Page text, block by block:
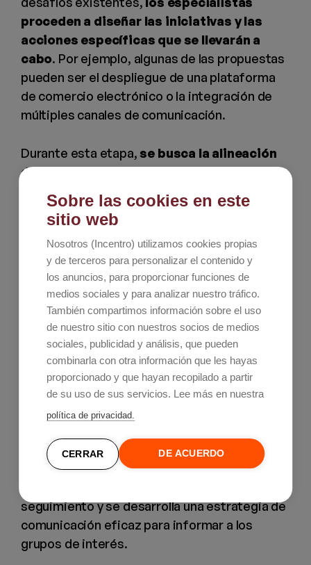
proceden a diseñar las iniciativas y las
acciones específicas que se llevarán a
cabo. Por ejemplo, algunas de las propuestas
pueden ser el despliegue de una plataforma
de comercio electrónico o la integración de
múltiples canales de comunicación.
Durante esta etapa,se busca la alineación
de la estrategia digital con otras áreas de
área financiera. Con ello, la empresa
consultora garantiza una implementación
sinérgica entre los diferentes aspectos del
negocio.
4. Planificación de la implementación
Antes de comenzar a materializar la
transformación digital, es muy importante
que la empresa consultora te ayude a
planificarla. Para ello,los expertos deben
proporcionar un plan detallado para
se identifican los hitos y objetivos
intermedios que permitirán monitorear el
seguimiento y se desarrolla una estrategia de
comunicación eficaz para informar a los
grupos de interés.
Sobre las cookies en este
sitio web
Nosotros (Incentro) utilizamos cookies propias
y de terceros para personalizar el contenido y
los anuncios, para proporcionar funciones de
medios sociales y para analizar nuestro tráfico.
También compartimos información sobre el uso
de nuestro sitio con nuestros socios de medios
sociales, publicidad y análisis, que pueden
combinarla con otra información que les hayas
proporcionado y que hayan recopilado a partir
de su uso de sus servicios. Lee más en nuestra
política de privacidad.
CERRAR DE ACUERDO